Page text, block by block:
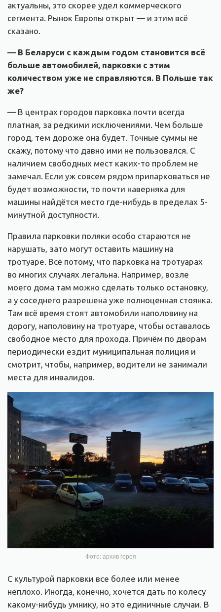
актуальны, это скорее удел коммерческого
сегмента. Рынок Европы открыт — и этим всё
сказано.
— В Беларуси с каждым годом становится всё
больше автомобилей, парковки с этим
количеством уже не справляются. В Польше так
же?
— В центрах городов парковка почти всегда
платная, за редкими исключениями. Чем больше
город, тем дороже она будет. Точные суммы не
скажу, потому что давно ими не пользовался. С
наличием свободных мест каких-то проблем не
замечал. Если уж совсем рядом припарковаться не
будет возможности, то почти наверняка для
машины найдётся место где-нибудь в пределах 5-
минутной доступности.
Правила парковки поляки особо стараются не
нарушать, зато могут оставить машину на
тротуаре. Всё потому, что парковка на тротуарах
во многих случаях легальна. Например, возле
моего дома там можно сделать только остановку,
а у соседнего разрешена уже полноценная стоянка.
Там всё время стоят автомобили наполовину на
дорогу, наполовину на тротуаре, чтобы оставалось
свободное место для прохода. Причём по дворам
периодически ездит муниципальная полиция и
смотрит, чтобы, например, водители не занимали
места для инвалидов.
Фото: архив героя
С культурой парковки все более или менее
неплохо. Иногда, конечно, хочется дать по колесу
какому-нибудь умнику, но это единичные случаи. В